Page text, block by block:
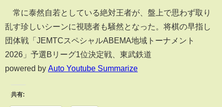
常に泰然自若としている絶対王者が、盤上で思わず取り
乱す珍しいシーンに視聴者も騒然となった。将棋の早指し
団体戦「JEMTCスペシャルABEMA地域トーナメント
2026」予選Bリーグ1位決定戦、東武鉄道
powered by Auto Youtube Summarize
共有: